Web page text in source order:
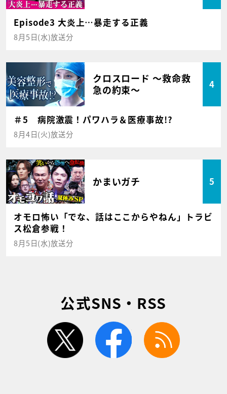
Episode3 大炎上…暴走する正義
8月5日(水)放送分
クロスロード ～救命救
急の約束～
4
＃5 病院激震！パワハラ＆医療事故!?
8月4日(火)放送分
かまいガチ 5
オモロ怖い「でな、話はここからやねん」トラビ
ス松倉参戦！
8月5日(水)放送分
公式SNS・RSS
twitter facebook